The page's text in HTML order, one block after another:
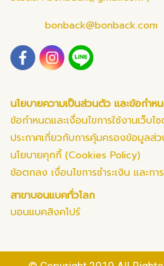
bonback@bonback.com
นโยบายความเป็นส่วนตัว และข้อกำห
ข้อกำหนดและเงื่อนไขการใช้งานเว็บไ
ประกาศเกี่ยวกับการคุ้มครองข้อมูลส่
นโยบายคุกกี้ (Cookies Policy)
ข้อตกลง เงื่อนไขการชำระเงิน และก
สาขาบอนแบคทั่วโลก
บอนแบคสิงคโปร์